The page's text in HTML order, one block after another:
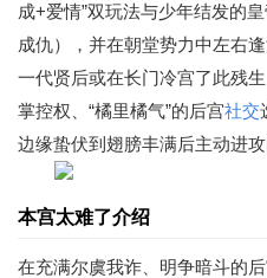
成+爱情”双玩法与少年结发的
成仇），并在朝堂势力中左右
一代贤后或在长门冷宫了此残
掌控权、“橘里橘气”的后宫社交
边缘蛰伏到翅膀丰满后主动进攻
本宫太难了介绍
在充满尔虞我诈、明争暗斗的